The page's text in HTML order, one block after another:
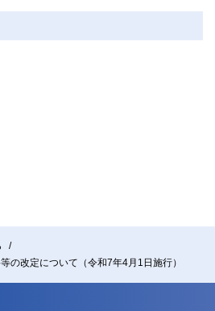
の改定について（令和7年4月1日施行）